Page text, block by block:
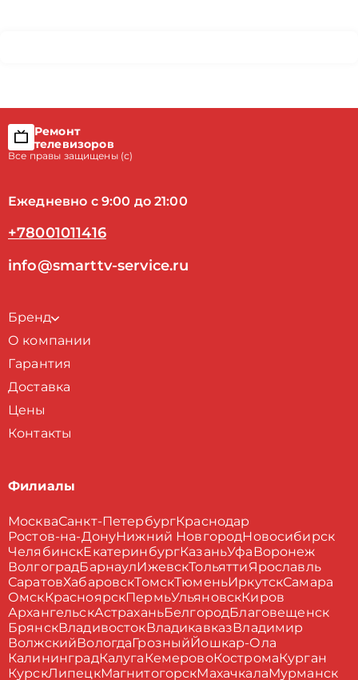
Ремонт
телевизоров
Все правы защищены (с)
Ежедневно с 9:00 до 21:00
+78001011416
info@smarttv-service.ru
Бренд
О компании
Гарантия
Доставка
Цены
Контакты
Филиалы
МоскваСанкт-ПетербургКраснодар
Ростов-на-ДонуНижний НовгородНовосибирск
ЧелябинскЕкатеринбургКазаньУфа Воронеж
ВолгоградБарнаулИжевскТольяттиЯрославль
СаратовХабаровскТомскТюменьИркутскСамара
ОмскКрасноярскПермьУльяновскКиров
АрхангельскАстраханьБелгородБлаговещенск
БрянскВладивостокВладикавказВладимир
ВолжскийВологдаГрозныйЙошкар-Ола
КалининградКалуга КемеровоКостромаКурган
КурскЛипецкМагнитогорскМахачкалаМурманск